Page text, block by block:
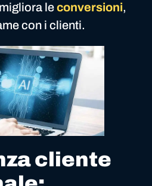
leconversioni,
con i clienti.
cliente